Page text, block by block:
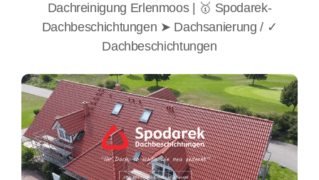
Dachreinigung Erlenmoos | 🥇 Spodarek-
Dachbeschichtungen ➤ Dachsanierung / ✓
Dachbeschichtungen